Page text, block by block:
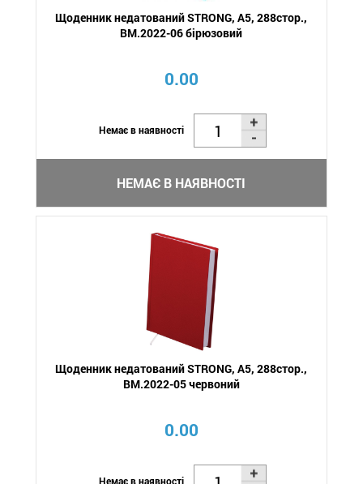
Щоденник недатований STRONG, A5, 288стор.,
BM.2022-06 бірюзовий
0.00
Немає в наявності
НЕМАЄ В НАЯВНОСТІ
Щоденник недатований STRONG, A5, 288стор.,
BM.2022-05 червоний
0.00
Немає в наявності